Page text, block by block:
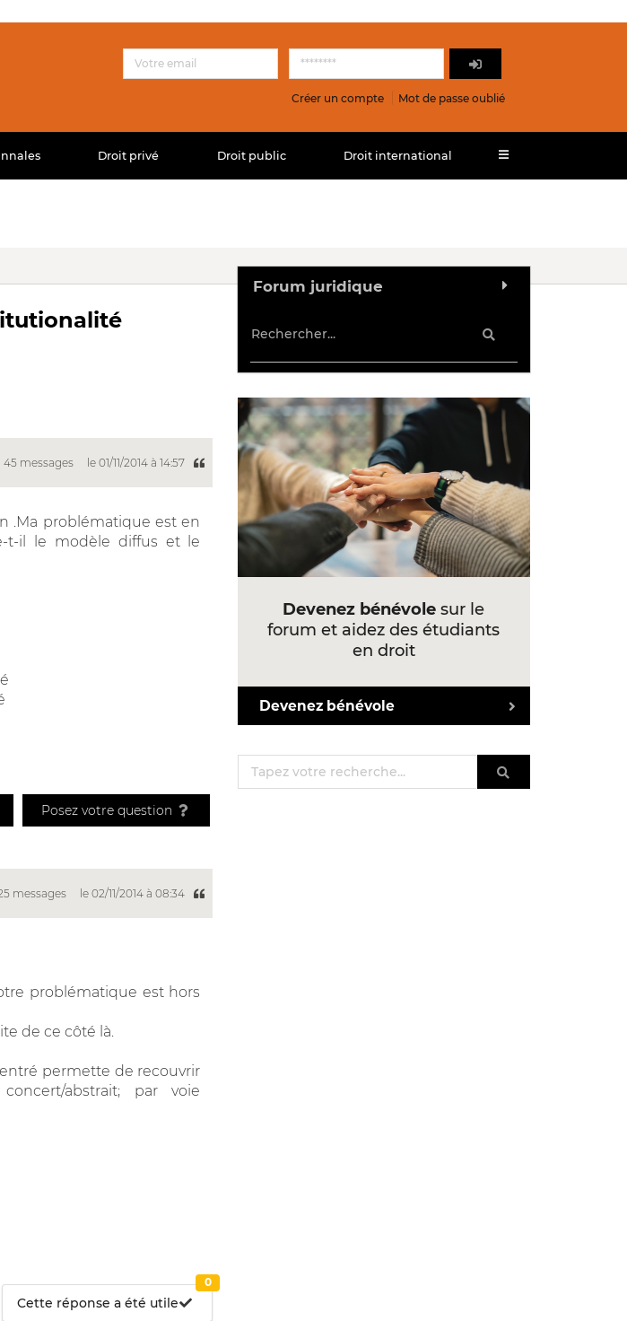
Créer un compte Mot de passe oublié
Droit privé Droit public Droit international
45 messages le 01/11/2014 à 14:57
.Ma problématique est en
t-il le modèle diffus et le
Posez votre question
messages le 02/11/2014 à 08:34
problématique est hors
de ce côté là.
permette de recouvrir
abstrait; par voie
Cette réponse a été utile
0
Forum juridique
Devenez bénévole sur le
forum et aidez des étudiants
en droit
Devenez bénévole